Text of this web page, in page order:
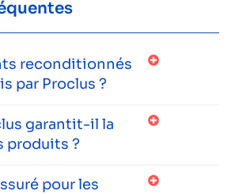
reconditionnés
par Proclus ?
garantit-il la
produits ?
pour les